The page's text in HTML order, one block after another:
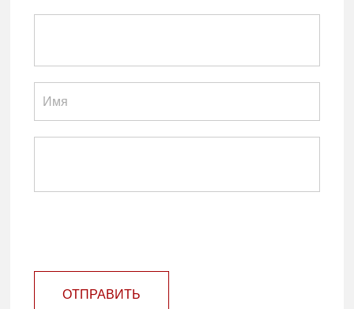
ОТПРАВИТЬ